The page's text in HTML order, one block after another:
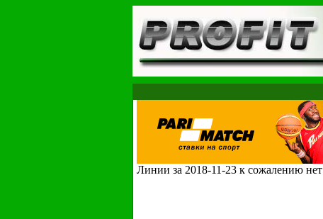
Линии за 2018-11-23 к сожалению нет